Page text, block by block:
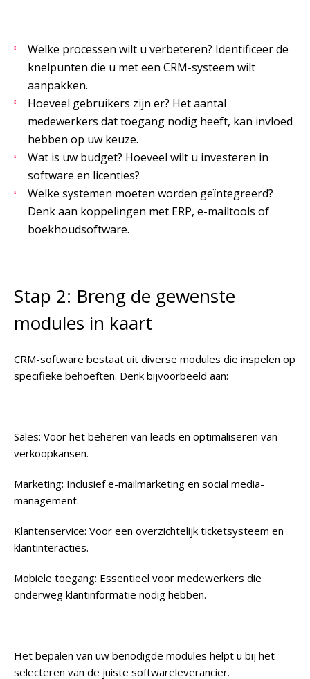
Welke processen wilt u verbeteren? Identificeer de
knelpunten die u met een CRM-systeem wilt
aanpakken.
Hoeveel gebruikers zijn er? Het aantal
medewerkers dat toegang nodig heeft, kan invloed
hebben op uw keuze.
Wat is uw budget? Hoeveel wilt u investeren in
software en licenties?
Welke systemen moeten worden geïntegreerd?
Denk aan koppelingen met ERP, e-mailtools of
boekhoudsoftware.
Stap 2: Breng de gewenste
modules in kaart
CRM-software bestaat uit diverse modules die inspelen op
specifieke behoeften. Denk bijvoorbeeld aan:
Sales: Voor het beheren van leads en optimaliseren van
verkoopkansen.
Marketing: Inclusief e-mailmarketing en social media-
management.
Klantenservice: Voor een overzichtelijk ticketsysteem en
klantinteracties.
Mobiele toegang: Essentieel voor medewerkers die
onderweg klantinformatie nodig hebben.
Het bepalen van uw benodigde modules helpt u bij het
selecteren van de juiste softwareleverancier.